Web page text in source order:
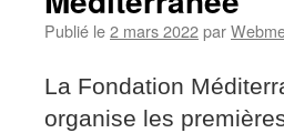
Publié le2 mars 2022par
La Fondation
organise les